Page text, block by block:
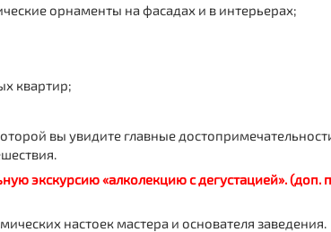
орнаменты на фасадах и в интерьерах;
квартир;
вы увидите главные
экскурсию «алколекцию с дегустацией». (доп.
настоек мастера и основателя заведения.